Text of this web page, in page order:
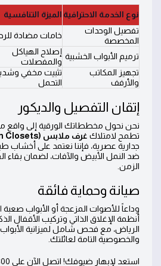
نوع الخدمة الاحترافية الميزة التنافسية
تفصيل الوحدات
المخصصة
خامات مضادة
ترميم الأبواب الخشبية إصلاح الهياكل
والمفصلات
تجهيز المكاتب
والأرفف
تثبيت مخفي
التحمل
إتقان التفصيل والديكور
نحن نحول مخططاتك الورقية إلى
تطمح لامتلاك غرف ملابس (Walk-in Closets)
جدارية عصرية، فإننا نعتمد على أخشاب
ضد النمل الأبيض والآفات، لضمان بقاء
الزمن.
صيانة وحماية فائقة
وداعاً للأصوات المزعجة أو الأبواب صعبة
أنظمة الإغلاق الذاتي وتركيب الأقفال
الرياض، مع فحص شامل لميزانية
والخصوصية التامة لعائلتك.